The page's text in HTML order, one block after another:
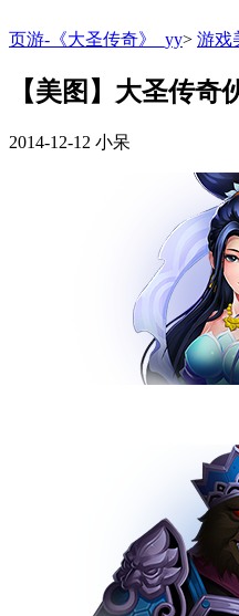
页游-《大圣传奇》_yy> 游戏
【美图】大圣传奇
2014-12-12 小呆